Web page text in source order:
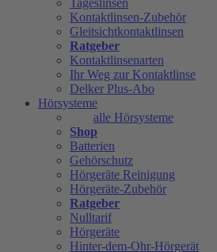
Tageslinsen
Kontaktlinsen-Zubehör
Gleitsichtkontaktlinsen
Ratgeber
Kontaktlinsenarten
Ihr Weg zur Kontaktlinse
Delker Plus-Abo
Hörsysteme
alle Hörsysteme
Shop
Batterien
Gehörschutz
Hörgeräte Reinigung
Hörgeräte-Zubehör
Ratgeber
Nulltarif
Hörgeräte
Hinter-dem-Ohr-Hörgerät